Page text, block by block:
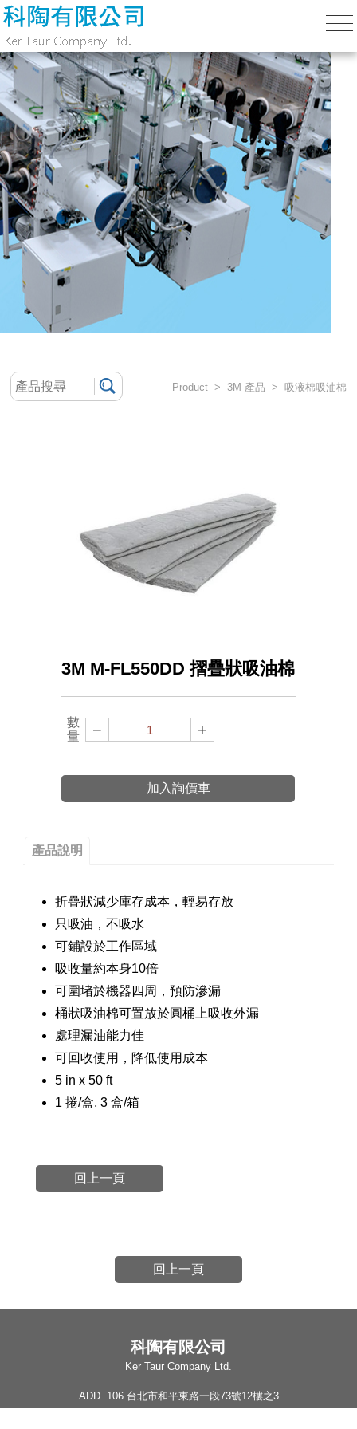
Product > 3M 產品 > 吸液棉吸油棉
3M M-FL550DD 摺疊狀吸油棉
數
量
− +
加入詢價車
產品說明
折疊狀減少庫存成本，輕易存放
只吸油，不吸水
可鋪設於工作區域
吸收量約本身10倍
可圍堵於機器四周，預防滲漏
桶狀吸油棉可置放於圓桶上吸收外漏
處理漏油能力佳
可回收使用，降低使用成本
5 in x 50 ft
1 捲/盒, 3 盒/箱
回上一頁
回上一頁
科陶有限公司
Ker Taur Company Ltd.
ADD. 106 台北市和平東路一段73號12樓之3